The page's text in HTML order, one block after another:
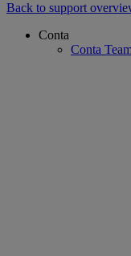
Back to support
Conta
Conta